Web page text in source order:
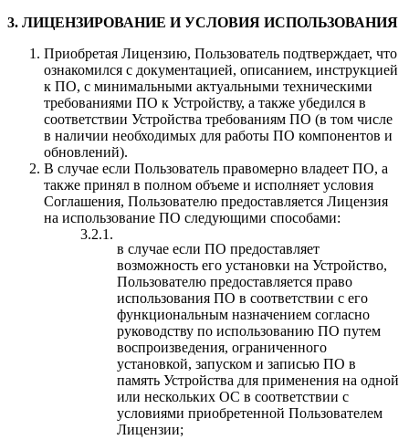
3. ЛИЦЕНЗИРОВАНИЕ И УСЛОВИЯ ИСПОЛЬЗОВАНИЯ
Приобретая Лицензию, Пользователь подтверждает, что
ознакомился с документацией, описанием, инструкцией
к ПО, с минимальными актуальными техническими
требованиями ПО к Устройству, а также убедился в
соответствии Устройства требованиям ПО (в том числе
в наличии необходимых для работы ПО компонентов и
обновлений).
В случае если Пользователь правомерно владеет ПО, а
также принял в полном объеме и исполняет условия
Соглашения, Пользователю предоставляется Лицензия
на использование ПО следующими способами:
3.2.1.
в случае если ПО предоставляет
возможность его установки на Устройство,
Пользователю предоставляется право
использования ПО в соответствии с его
функциональным назначением согласно
руководству по использованию ПО путем
воспроизведения, ограниченного
установкой, запуском и записью ПО в
память Устройства для применения на одной
или нескольких ОС в соответствии с
условиями приобретенной Пользователем
Лицензии;